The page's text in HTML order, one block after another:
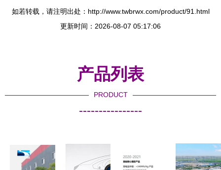
如若转载，请注明出处：http://www.twbrwx.com/product/91.html
更新时间：2026-08-07 05:17:06
产品列表
PRODUCT
----------------